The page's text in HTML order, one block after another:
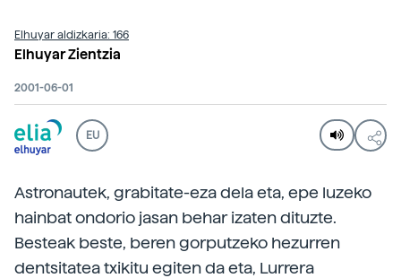
Elhuyar aldizkaria: 166
Elhuyar Zientzia
2001-06-01
EU
Astronautek, grabitate-eza dela eta, epe luzeko
hainbat ondorio jasan behar izaten dituzte.
Besteak beste, beren gorputzeko hezurren
dentsitatea txikitu egiten da eta, Lurrera